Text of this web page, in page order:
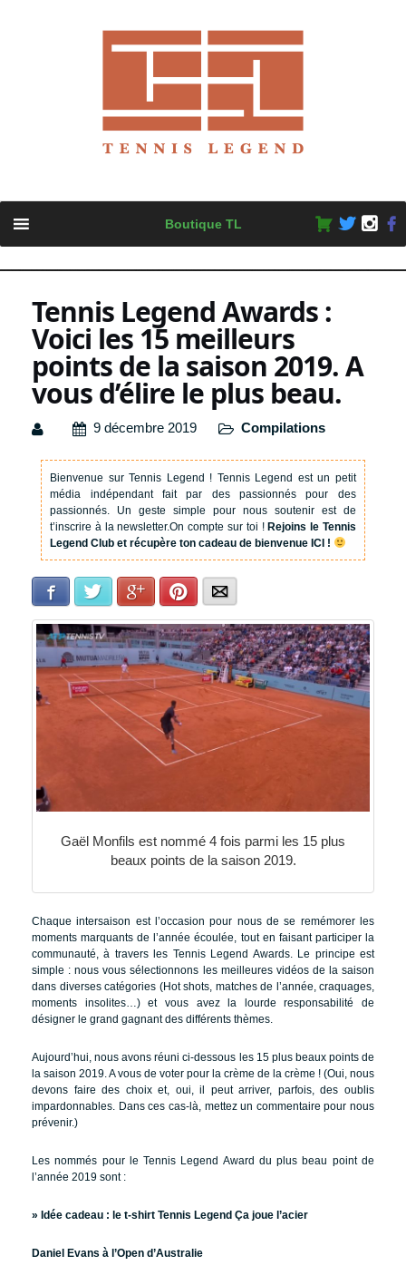
content
Boutique TL
Tennis Legend Awards :
Voici les 15 meilleurs
points de la saison 2019. A
vous d’élire le plus beau.
9 décembre 2019 Compilations
Bienvenue sur Tennis Legend ! Tennis Legend est un petit
média indépendant fait par des passionnés pour des
passionnés. Un geste simple pour nous soutenir est de
t’inscrire à la newsletter.On compte sur toi !Rejoins le Tennis
Legend Club et récupère ton cadeau de bienvenue ICI !
Facebook Twitter Google+Pinterest
Gaël Monfils est nommé 4 fois parmi les 15 plus
beaux points de la saison 2019.
Chaque intersaison est l’occasion pour nous de se remémorer les
moments marquants de l’année écoulée, tout en faisant participer la
communauté, à travers les Tennis Legend Awards. Le principe est
simple : nous vous sélectionnons les meilleures vidéos de la saison
dans diverses catégories (Hot shots, matches de l’année, craquages,
moments insolites…) et vous avez la lourde responsabilité de
désigner le grand gagnant des différents thèmes.
Aujourd’hui, nous avons réuni ci-dessous les 15 plus beaux points de
la saison 2019. A vous de voter pour la crème de la crème ! (Oui, nous
devons faire des choix et, oui, il peut arriver, parfois, des oublis
impardonnables. Dans ces cas-là, mettez un commentaire pour nous
prévenir.)
Les nommés pour le Tennis Legend Award du plus beau point de
l’année 2019 sont :
» Idée cadeau : le t-shirt Tennis Legend Ça joue l’acier
Daniel Evans à l’Open d’Australie